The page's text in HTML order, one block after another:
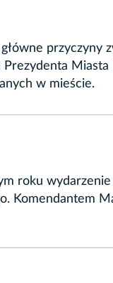
przyczyny
Miasta
w mieście.
roku
Komendantem